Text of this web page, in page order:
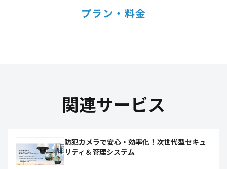
プラン・料金
関連サービス
防犯カメラで安心・効率化！次世代型セキュ
リティ＆管理システム